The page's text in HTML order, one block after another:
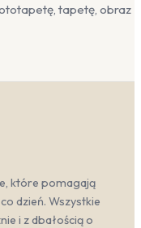
tapetę, obraz
które pomagają
dzień. Wszystkie
i z dbałością o